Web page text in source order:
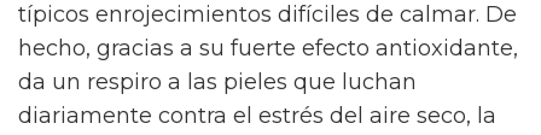
típicos enrojecimientos difíciles de calmar. De
hecho, gracias a su fuerte efecto antioxidante,
da un respiro a las pieles que luchan
diariamente contra el estrés del aire seco, la